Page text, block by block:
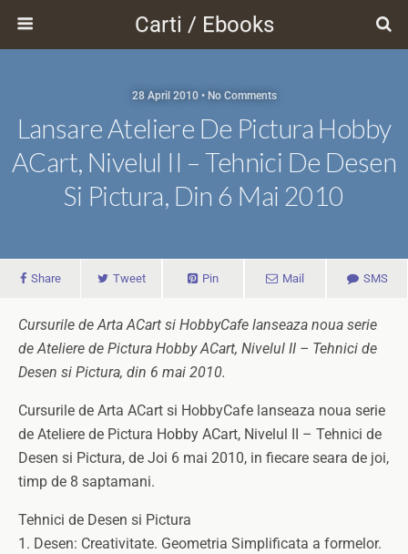
Carti / Ebooks
28 April 2010 • No Comments
Lansare Ateliere De Pictura Hobby
ACart, Nivelul II – Tehnici De Desen
Si Pictura, Din 6 Mai 2010
Share Tweet Pin Mail SMS
Cursurile de Arta ACart si HobbyCafe lanseaza noua serie
de Ateliere de Pictura Hobby ACart, Nivelul II – Tehnici de
Desen si Pictura, din 6 mai 2010.
Cursurile de Arta ACart si HobbyCafe lanseaza noua serie
de Ateliere de Pictura Hobby ACart, Nivelul II – Tehnici de
Desen si Pictura, de Joi 6 mai 2010, in fiecare seara de joi,
timp de 8 saptamani.
Tehnici de Desen si Pictura
1. Desen: Creativitate. Geometria Simplificata a formelor.